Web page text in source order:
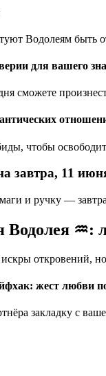
Водолеям
для вашего
сможете
чтобы
завтра, 11
и ручку —
Водолея ♒:
откровений,
жест любви
закладку с